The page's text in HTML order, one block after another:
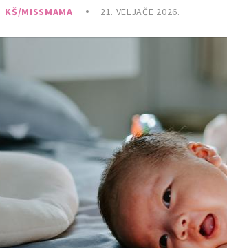
KŠ/MISSMAMA 21. VELJAČE 2026.